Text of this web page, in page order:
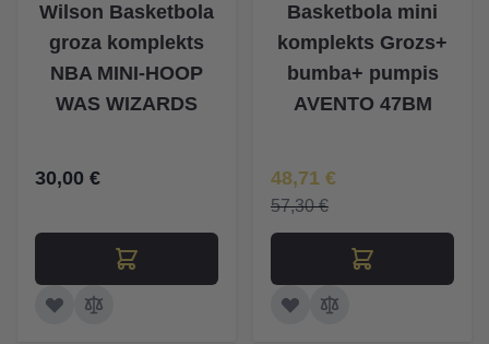
Wilson Basketbola
groza komplekts
NBA MINI-HOOP
WAS WIZARDS
30,00 €
Basketbola mini
komplekts Grozs+
bumba+ pumpis
AVENTO 47BM
Īpaša Cena
48,71 €
57,30 €